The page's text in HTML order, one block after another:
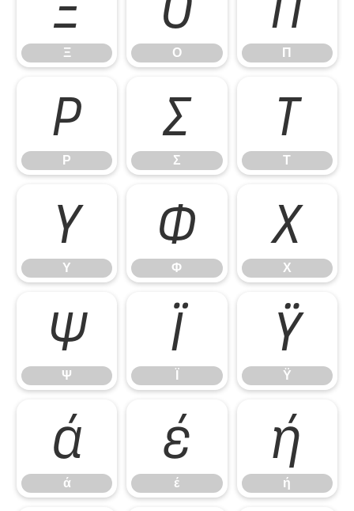
Ξ Ο Π
Ρ
Ρ
Σ
Σ
Τ
Τ
Υ
Υ
Φ
Φ
Χ
Χ
Ψ
Ψ
Ϊ Ϋ
Ϋ
ά
ά
έ
έ
ή
ή